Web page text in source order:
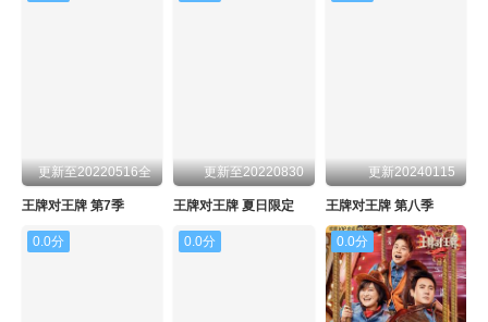
更新至20220516全
王牌对王牌 第7季
更新至20220830
王牌对王牌 夏日限定
更新20240115
王牌对王牌 第八季
0.0分 0.0分 0.0分